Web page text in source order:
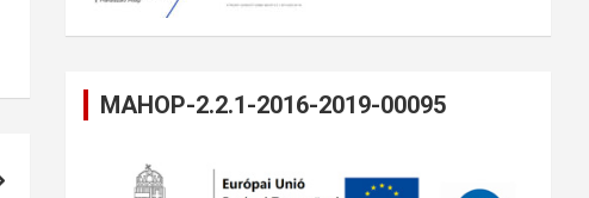
MAHOP-2.2.1-2016-2019-00095